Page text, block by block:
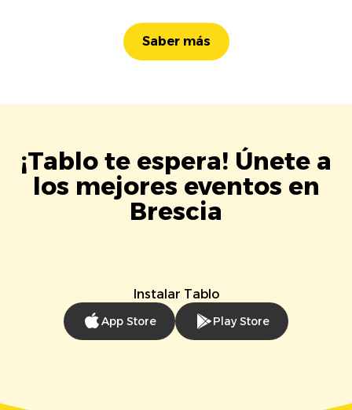
Saber más
¡Tablo te espera! Únete a
los mejores eventos en
Brescia
Instalar Tablo
App Store Play Store